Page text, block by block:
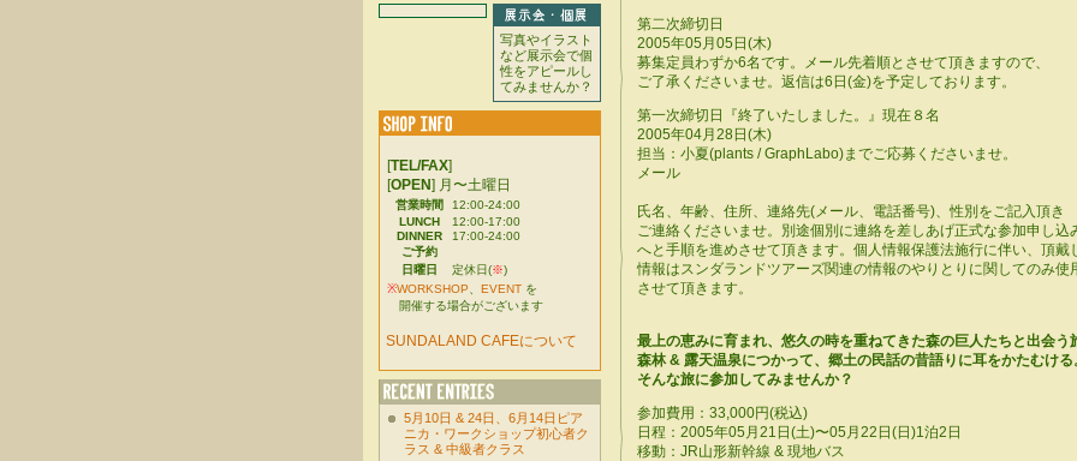
第二次締切日
2005年05月05日(木)
募集定員わずか6名です。メール先着順とさせて頂きますので、
ご了承くださいませ。返信は6日(金)を予定しております。
第一次締切日『終了いたしました。』現在８名
2005年04月28日(木)
担当：小夏(plants / GraphLabo)までご応募くださいませ。
メール
氏名、年齢、住所、連絡先(メール、電話番号)、性別をご記入頂き
ご連絡くださいませ。別途個別に連絡を差しあげ正式な参加申し込
へと手順を進めさせて頂きます。個人情報保護法施行に伴い、頂戴
情報はスンダランドツアーズ関連の情報のやりとりに関してのみ使
させて頂きます。
最上の恵みに育まれ、悠久の時を重ねてきた森の巨人たちと出会う
森林 & 露天温泉につかって、郷土の民話の昔語りに耳をかたむける
そんな旅に参加してみませんか？
参加費用：33,000円(税込)
日程：2005年05月21日(土)〜05月22日(日)1泊2日
移動：JR山形新幹線 & 現地バス
写真やイラスト
など展示会で個
性をアピールし
てみませんか？
[TEL/FAX]
[OPEN] 月〜土曜日
営業時間
12:00-24:00
LUNCH
12:00-17:00
DINNER
17:00-24:00
ご予約
日曜日
定休日(※)
※WORKSHOP EVENT を
開催する場合がございます
SUNDALAND CAFEについて
5月10日 & 24日、6月14日ピア
ニカ・ワークショップ初心者ク
ラス & 中級者クラス